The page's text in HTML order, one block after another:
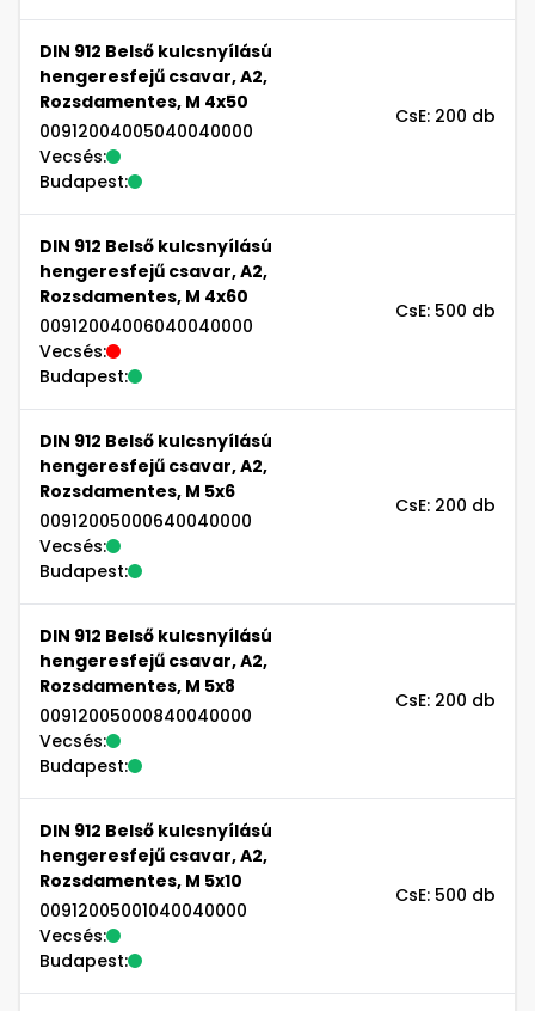
DIN 912 Belső kulcsnyílású
hengeresfejű csavar, A2,
Rozsdamentes, M 4x50
00912004005040040000
Vecsés:
Budapest:
CsE: 200 db
DIN 912 Belső kulcsnyílású
hengeresfejű csavar, A2,
Rozsdamentes, M 4x60
00912004006040040000
Vecsés:
Budapest:
CsE: 500 db
DIN 912 Belső kulcsnyílású
hengeresfejű csavar, A2,
Rozsdamentes, M 5x6
00912005000640040000
Vecsés:
Budapest:
CsE: 200 db
DIN 912 Belső kulcsnyílású
hengeresfejű csavar, A2,
Rozsdamentes, M 5x8
00912005000840040000
Vecsés:
Budapest:
CsE: 200 db
DIN 912 Belső kulcsnyílású
hengeresfejű csavar, A2,
Rozsdamentes, M 5x10
00912005001040040000
Vecsés:
Budapest:
CsE: 500 db